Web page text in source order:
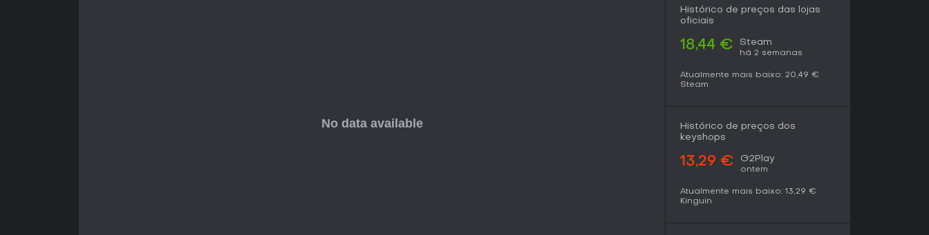
Histórico de preços das lojas
oficiais
18,44 € Steam
há 2 semanas
Atualmente mais baixo: 20,49 €
Steam
Histórico de preços dos
keyshops
13,29 € G2Play
ontem
Atualmente mais baixo: 13,29 €
Kinguin